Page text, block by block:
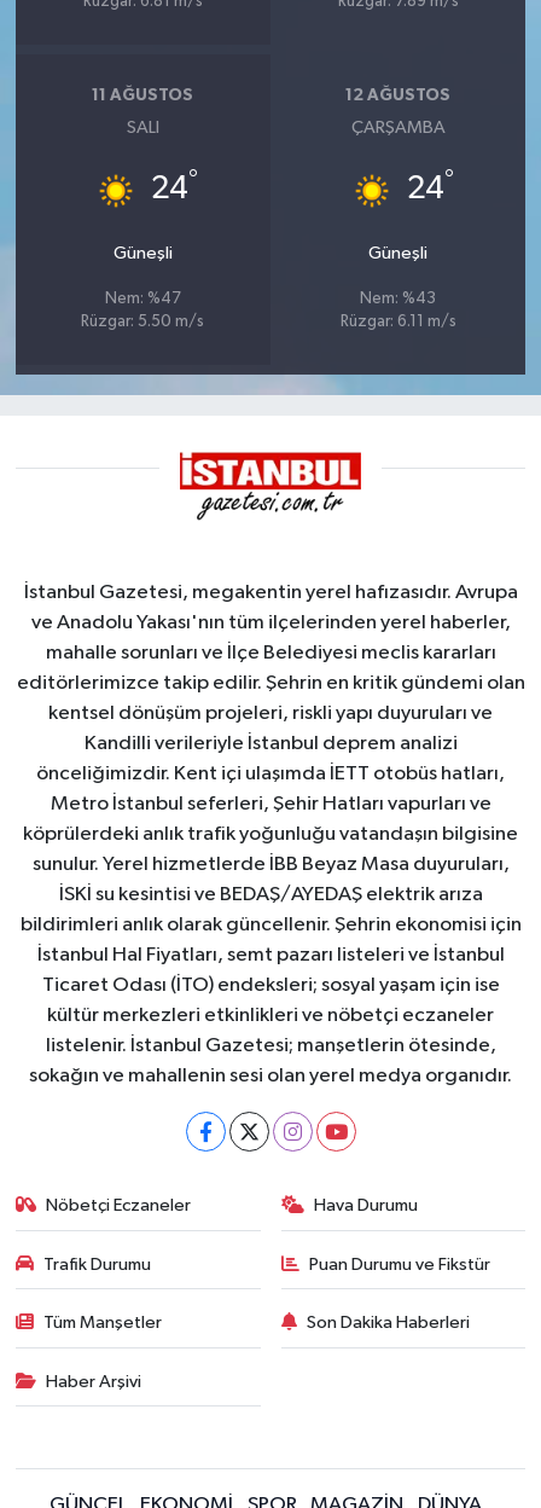
11 AĞUSTOS
SALI
24°
Güneşli
Nem: %47
Rüzgar: 5.50 m/s
12 AĞUSTOS
ÇARŞAMBA
24°
Güneşli
Nem: %43
Rüzgar: 6.11 m/s
İstanbul Gazetesi, megakentin yerel hafızasıdır. Avrupa
ve Anadolu Yakası'nın tüm ilçelerinden yerel haberler,
mahalle sorunları ve İlçe Belediyesi meclis kararları
editörlerimizce takip edilir. Şehrin en kritik gündemi olan
kentsel dönüşüm projeleri, riskli yapı duyuruları ve
Kandilli verileriyle İstanbul deprem analizi
önceliğimizdir. Kent içi ulaşımda İETT otobüs hatları,
Metro İstanbul seferleri, Şehir Hatları vapurları ve
köprülerdeki anlık trafik yoğunluğu vatandaşın bilgisine
sunulur. Yerel hizmetlerde İBB Beyaz Masa duyuruları,
İSKİ su kesintisi ve BEDAŞ/AYEDAŞ elektrik arıza
bildirimleri anlık olarak güncellenir. Şehrin ekonomisi için
İstanbul Hal Fiyatları, semt pazarı listeleri ve İstanbul
Ticaret Odası (İTO) endeksleri; sosyal yaşam için ise
kültür merkezleri etkinlikleri ve nöbetçi eczaneler
listelenir. İstanbul Gazetesi; manşetlerin ötesinde,
sokağın ve mahallenin sesi olan yerel medya organıdır.
Nöbetçi Eczaneler Hava Durumu
Trafik Durumu Puan Durumu ve Fikstür
Tüm Manşetler Son Dakika Haberleri
Haber Arşivi